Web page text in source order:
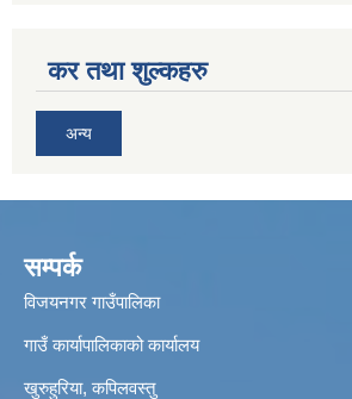
कर तथा शुल्कहरु
अन्य
सम्पर्क
विजयनगर गाउँपालिका
गाउँ कार्यापालिकाको कार्यालय
खुरुहुरिया, कपिलवस्तु